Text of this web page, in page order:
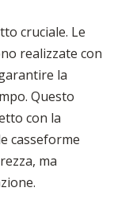
cruciale. Le
realizzate con
la
Questo
con la
casseforme
ma